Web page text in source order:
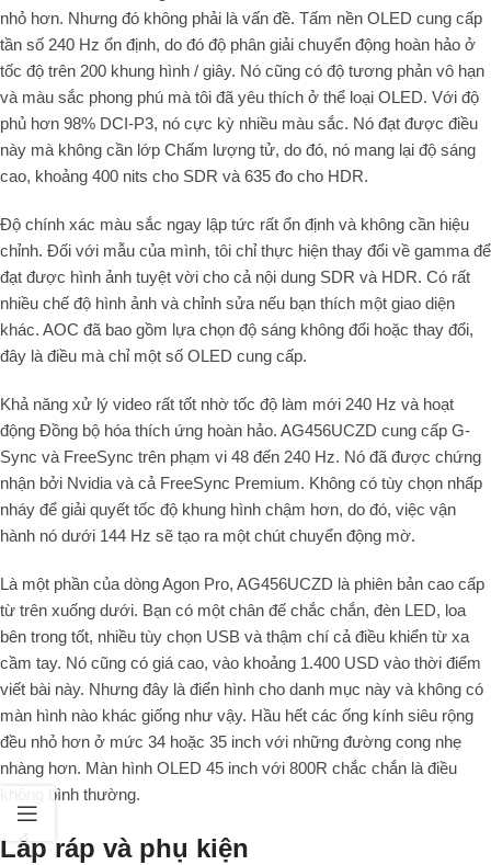
nhỏ hơn. Nhưng đó không phải là vấn đề. Tấm nền OLED cung cấp
tần số 240 Hz ổn định, do đó độ phân giải chuyển động hoàn hảo ở
tốc độ trên 200 khung hình / giây. Nó cũng có độ tương phản vô hạn
và màu sắc phong phú mà tôi đã yêu thích ở thể loại OLED. Với độ
phủ hơn 98% DCI-P3, nó cực kỳ nhiều màu sắc. Nó đạt được điều
này mà không cần lớp Chấm lượng tử, do đó, nó mang lại độ sáng
cao, khoảng 400 nits cho SDR và ​​​​635 đo cho HDR.
Độ chính xác màu sắc ngay lập tức rất ổn định và không cần hiệu
chỉnh. Đối với mẫu của mình, tôi chỉ thực hiện thay đổi về gamma để
đạt được hình ảnh tuyệt vời cho cả nội dung SDR và ​​​​HDR. Có rất
nhiều chế độ hình ảnh và chỉnh sửa nếu bạn thích một giao diện
khác. AOC đã bao gồm lựa chọn độ sáng không đổi hoặc thay đổi,
đây là điều mà chỉ một số OLED cung cấp.
Khả năng xử lý video rất tốt nhờ tốc độ làm mới 240 Hz và hoạt
động Đồng bộ hóa thích ứng hoàn hảo. AG456UCZD cung cấp G-
Sync và FreeSync trên phạm vi 48 đến 240 Hz. Nó đã được chứng
nhận bởi Nvidia và cả FreeSync Premium. Không có tùy chọn nhấp
nháy để giải quyết tốc độ khung hình chậm hơn, do đó, việc vận
hành nó dưới 144 Hz sẽ tạo ra một chút chuyển động mờ.
Là một phần của dòng Agon Pro, AG456UCZD là phiên bản cao cấp
từ trên xuống dưới. Bạn có một chân đế chắc chắn, đèn LED, loa
bên trong tốt, nhiều tùy chọn USB và thậm chí cả điều khiển từ xa
cầm tay. Nó cũng có giá cao, vào khoảng 1.400 USD vào thời điểm
viết bài này. Nhưng đây là điển hình cho danh mục này và không có
màn hình nào khác giống như vậy. Hầu hết các ống kính siêu rộng
đều nhỏ hơn ở mức 34 hoặc 35 inch với những đường cong nhẹ
nhàng hơn. Màn hình OLED 45 inch với 800R chắc chắn là điều
không bình thường.
Lắp ráp và phụ kiện